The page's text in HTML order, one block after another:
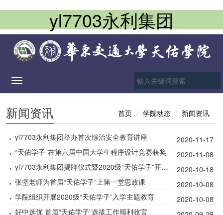
yl7703永利集团
Toggle
新闻资讯 首页 学院动态 新闻资讯
· yl7703永利集团举办首次综治安全教育讲座 2020-11-17
· “天佑学子”在第六届中国大学生程序设计竞赛获奖 2020-11-08
· yl7703永利集团揭牌仪式暨2020级“天佑学子”开学典礼 2020-10-18
· 张坚老师为首届“天佑学子”上第一堂思政课 2020-10-08
· 学院组织开展2020级“天佑学子”入学主题教育 2020-10-08
好中选优 首届“天佑学子”选拔工作顺利收官